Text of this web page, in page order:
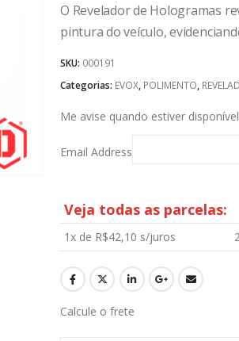
O Revelador de Hologramas
pintura do veículo,
SKU: 000191
Categorias: EVOX, POLIMENTO,
Me avise quando estiver
Email Address
Veja todas as parcelas:
1x de R$42,10 s/juros
Calcule o frete